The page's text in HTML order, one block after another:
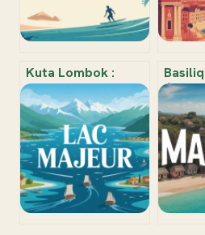
Kuta Lombok :
guide humain et
expert pour réussir
son séjour sur la
perle du sud
visiter